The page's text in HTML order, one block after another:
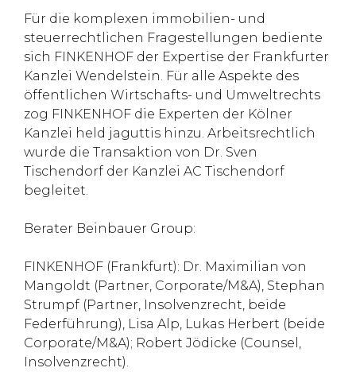
Für die komplexen immobilien- und
steuerrechtlichen Fragestellungen bediente
sich FINKENHOF der Expertise der Frankfurter
Kanzlei Wendelstein. Für alle Aspekte des
öffentlichen Wirtschafts- und Umweltrechts
zog FINKENHOF die Experten der Kölner
Kanzlei held jaguttis hinzu. Arbeitsrechtlich
wurde die Transaktion von Dr. Sven
Tischendorf der Kanzlei AC Tischendorf
begleitet.
Berater Beinbauer Group:
FINKENHOF (Frankfurt): Dr. Maximilian von
Mangoldt (Partner, Corporate/M&A), Stephan
Strumpf (Partner, Insolvenzrecht, beide
Federführung), Lisa Alp, Lukas Herbert (beide
Corporate/M&A); Robert Jödicke (Counsel,
Insolvenzrecht).